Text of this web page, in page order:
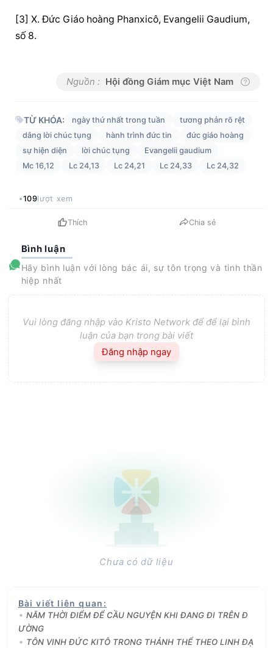
[3] X. Đức Giáo hoàng Phanxicô, Evangelii Gaudium,
số 8.
Nguồn : Hội đồng Giám mục Việt Nam
TỪ KHÓA: ngày thứ nhất trong tuần
tương phản rõ rệt
dâng lời chúc tụng
hành trình đức tin
đức giáo hoàng
sự hiện diện
lời chúc tụng
Evangelii gaudium
Mc 16,12
Lc 24,13 Lc 24,21 Lc 24,33 Lc 24,32
109lượt xem
Thích Chia sẻ
Bình luận
Hãy bình luận với lòng bác ái, sự tôn trọng và tinh thần
hiệp nhất
Vui lòng đăng nhập vào Kristo Network để để lại bình
luận của bạn trong bài viết
Đăng nhập ngay
Chưa có dữ liệu
Bài viết liên quan :
NĂM THỜI ĐIỂM ĐỂ CẦU NGUYỆN KHI ĐANG ĐI TRÊN Đ
ƯỜNG
TÔN VINH ĐỨC KITÔ TRONG THÁNH THỂ THEO LINH ĐẠ